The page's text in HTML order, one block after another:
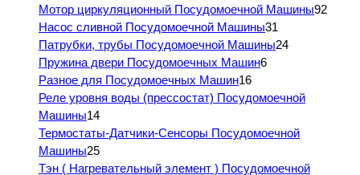
Мотор циркуляционный Посудомоечной Машины92
Насос сливной Посудомоечной Машины31
Патрубки, трубы Посудомоечной Машины24
Пружина двери Посудомоечных Машин6
Разное для Посудомоечных Машин16
Реле уровня воды (прессостат) Посудомоечной
Машины14
Термостаты-Датчики-Сенсоры Посудомоечной
Машины25
Тэн ( Нагревательный элемент ) Посудомоечной